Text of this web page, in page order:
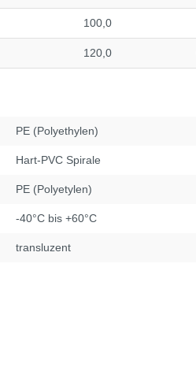
100,0
120,0
PE (Polyethylen)
Hart-PVC Spirale
PE (Polyetylen)
-40°C bis +60°C
transluzent